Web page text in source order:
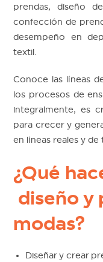
prendas, diseño
confección de
desempeño en
textil.
Conoce las líneas
los procesos de
integralmente, es
para crecer y
en líneas reales y de
¿Qué
diseño y
modas?
Diseñar y crear